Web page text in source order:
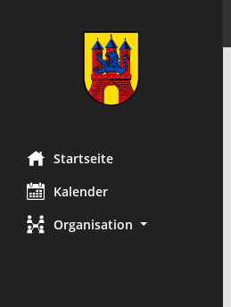
Startseite
Kalender
Organisation